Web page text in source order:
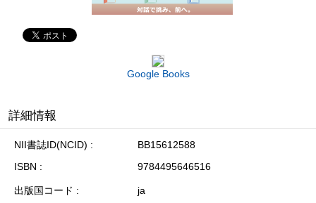
Google Books
詳細情報
NII書誌ID(NCID)
BB15612588
ISBN
9784495646516
出版国コード
ja